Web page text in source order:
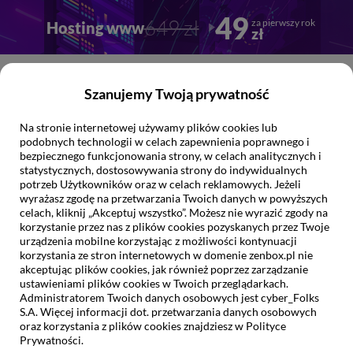
Szanujemy Twoją prywatność
Na stronie internetowej używamy plików cookies lub
podobnych technologii w celach zapewnienia poprawnego i
bezpiecznego funkcjonowania strony, w celach analitycznych i
statystycznych, dostosowywania strony do indywidualnych
potrzeb Użytkowników oraz w celach reklamowych. Jeżeli
wyrażasz zgodę na przetwarzania Twoich danych w powyższych
celach, kliknij „Akceptuj wszystko”. Możesz nie wyrazić zgody na
korzystanie przez nas z plików cookies pozyskanych przez Twoje
urządzenia mobilne korzystając z możliwości kontynuacji
korzystania ze stron internetowych w domenie zenbox.pl nie
akceptując plików cookies, jak również poprzez zarządzanie
ustawieniami plików cookies w Twoich przeglądarkach.
Administratorem Twoich danych osobowych jest cyber_Folks
S.A. Więcej informacji dot. przetwarzania danych osobowych
oraz korzystania z plików cookies znajdziesz w Polityce
Prywatności.
Przejdź
głownej
treści
Przejdź
stopki
Hosting www649 zł 49zł
za pierwszy rok
Jak możemyCi pomóc?
Pomoc/Baza wiedzy
Poczta:
Zarządzanie antyspamem –
Zasady dodawania